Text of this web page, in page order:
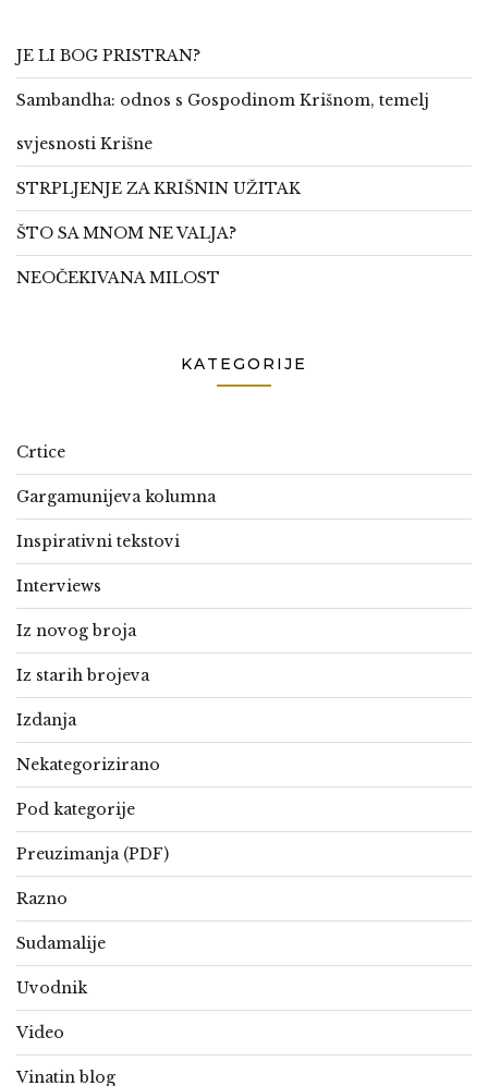
JE LI BOG PRISTRAN?
Sambandha: odnos s Gospodinom Krišnom, temelj
svjesnosti Krišne
STRPLJENJE ZA KRIŠNIN UŽITAK
ŠTO SA MNOM NE VALJA?
NEOČEKIVANA MILOST
KATEGORIJE
Crtice
Gargamunijeva kolumna
Inspirativni tekstovi
Interviews
Iz novog broja
Iz starih brojeva
Izdanja
Nekategorizirano
Pod kategorije
Preuzimanja (PDF)
Razno
Sudamalije
Uvodnik
Video
Vinatin blog